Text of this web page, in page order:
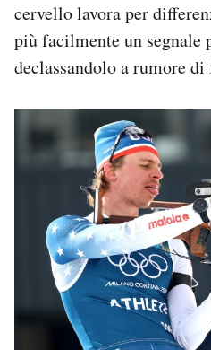
cervello lavora per
più facilmente un segnale
declassandolo a rumore di